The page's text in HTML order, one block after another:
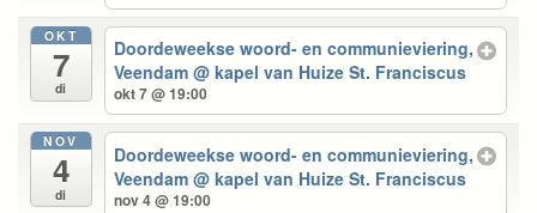
OKT
7
di
Doordeweekse woord- en communieviering,
Veendam@ kapel van Huize St. Franciscus
okt 7 @ 19:00
NOV
4
di
Doordeweekse woord- en communieviering,
Veendam@ kapel van Huize St. Franciscus
nov 4 @ 19:00